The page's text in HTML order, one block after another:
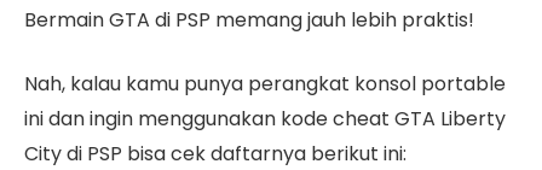
Bermain GTA di PSP memang jauh lebih praktis!
Nah, kalau kamu punya perangkat konsol portable
ini dan ingin menggunakan kode cheat GTA Liberty
City di PSP bisa cek daftarnya berikut ini: